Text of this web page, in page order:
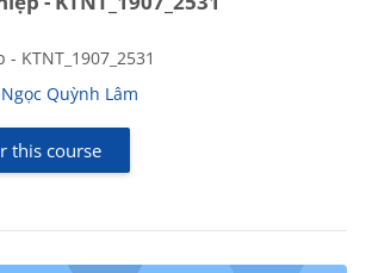
KTNT_1907_2531
Quỳnh Lâm
this course